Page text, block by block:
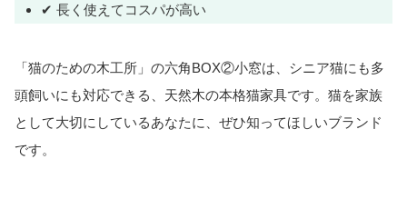
✔ 長く使えてコスパが高い
「猫のための木工所」の六角BOX②小窓は、シニア猫にも多
頭飼いにも対応できる、天然木の本格猫家具です。猫を家族
として大切にしているあなたに、ぜひ知ってほしいブランド
です。